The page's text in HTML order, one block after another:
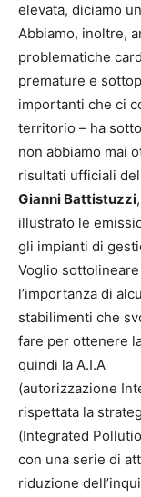
elevata, diciamo
Abbiamo, inoltre,
problematiche
premature e
importanti che ci
territorio – ha
non abbiamo mai
risultati ufficiali
Gianni Battistuzzi
illustrato le
gli impianti di
Voglio sottolineare
l’importanza di
stabilimenti che
fare per ottenere
quindi la A.I.A
(autorizzazione
rispettata la
(Integrated
con una serie di
riduzione